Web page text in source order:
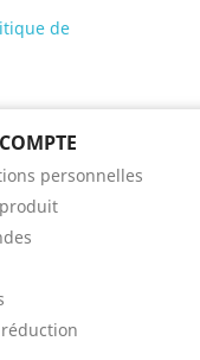
de
personnelles